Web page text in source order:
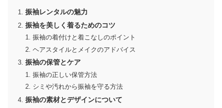
振袖レンタルの魅力
振袖を美しく着るためのコツ
振袖の着付けと着こなしのポイント
ヘアスタイルとメイクのアドバイス
振袖の保管とケア
振袖の正しい保管方法
シミや汚れから振袖を守る方法
振袖の素材とデザインについて